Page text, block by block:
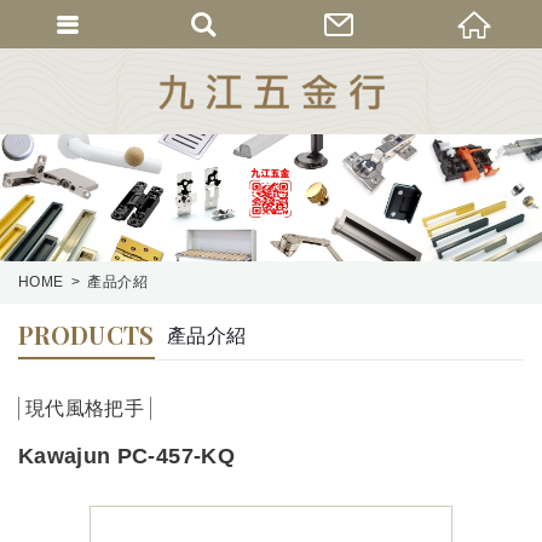
HOME 產品介紹
PRODUCTS 產品介紹
現代風格把手
Kawajun PC-457-KQ